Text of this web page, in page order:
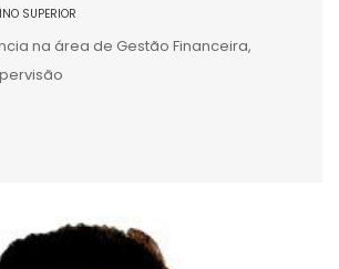
SUPERIOR
na área de Gestão Financeira,